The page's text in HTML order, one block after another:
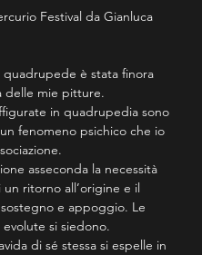
Festival da Gianluca
quadrupede è stata finora
delle mie pitture.
in quadrupedia sono
fenomeno psichico che io
asseconda la necessità
un ritorno all’origine e il
e appoggio. Le
si siedono.
di sé stessa si espelle in